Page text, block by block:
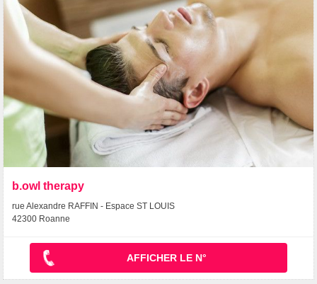
b.owl therapy
rue Alexandre RAFFIN - Espace ST LOUIS
42300 Roanne
AFFICHER LE N°